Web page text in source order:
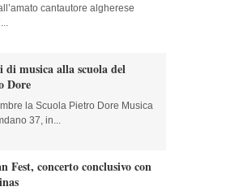
cantautore algherese
di musica alla scuola del
Dore
la Scuola Pietro Dore Musica
37, in...
Fest, concerto conclusivo con